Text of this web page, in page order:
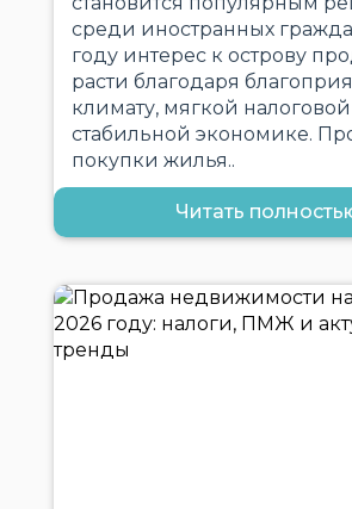
среди иностранных
году интерес к острову
расти благодаря
климату, мягкой
стабильной экономике.
покупки жилья..
Читать